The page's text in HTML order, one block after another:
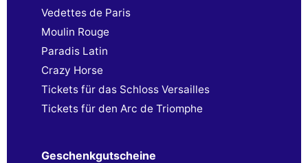
Vedettes de Paris
Moulin Rouge
Paradis Latin
Crazy Horse
Tickets für das Schloss Versailles
Tickets für den Arc de Triomphe
Geschenkgutscheine